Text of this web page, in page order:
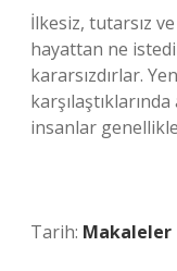
İlkesiz, tutarsız
hayattan ne
kararsızdırlar.
insanlar
Tarih: Makaleler